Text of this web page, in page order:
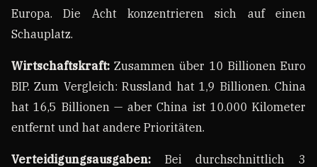
Europa. Die Acht konzentrieren sich auf einen
Schauplatz.
Wirtschaftskraft: Zusammen über 10 Billionen Euro
BIP. Zum Vergleich: Russland hat 1,9 Billionen. China
hat 16,5 Billionen — aber China ist 10.000 Kilometer
entfernt und hat andere Prioritäten.
Verteidigungsausgaben: Bei durchschnittlich 3